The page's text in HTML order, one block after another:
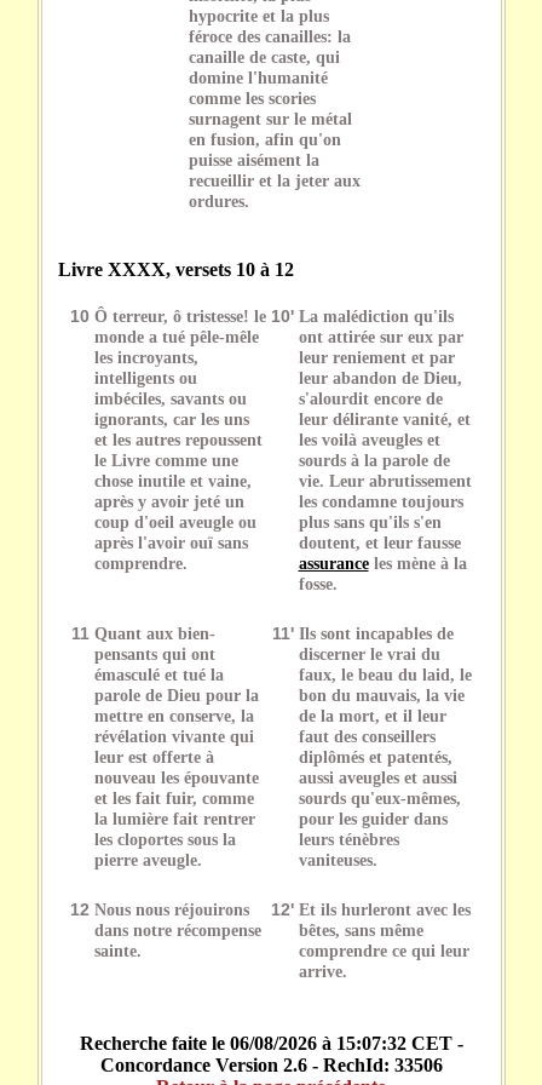
hypocrite et la plus
féroce des canailles: la
canaille de caste, qui
domine l'humanité
comme les scories
surnagent sur le métal
en fusion, afin qu'on
puisse aisément la
recueillir et la jeter aux
ordures.
Livre XXXX, versets 10 à 12
10 Ô terreur, ô tristesse! le
monde a tué pêle-mêle
les incroyants,
intelligents ou
imbéciles, savants ou
ignorants, car les uns
et les autres repoussent
le Livre comme une
chose inutile et vaine,
après y avoir jeté un
coup d'oeil aveugle ou
après l'avoir ouï sans
comprendre.
10' La malédiction qu'ils
ont attirée sur eux par
leur reniement et par
leur abandon de Dieu,
s'alourdit encore de
leur délirante vanité, et
les voilà aveugles et
sourds à la parole de
vie. Leur abrutissement
les condamne toujours
plus sans qu'ils s'en
doutent, et leur fausse
assuranceles mène à la
fosse.
11 Quant aux bien-
pensants qui ont
émasculé et tué la
parole de Dieu pour la
mettre en conserve, la
révélation vivante qui
leur est offerte à
nouveau les épouvante
et les fait fuir, comme
la lumière fait rentrer
les cloportes sous la
pierre aveugle.
11' Ils sont incapables de
discerner le vrai du
faux, le beau du laid, le
bon du mauvais, la vie
de la mort, et il leur
faut des conseillers
diplômés et patentés,
aussi aveugles et aussi
sourds qu'eux-mêmes,
pour les guider dans
leurs ténèbres
vaniteuses.
12 Nous nous réjouirons
dans notre récompense
sainte.
12' Et ils hurleront avec les
bêtes, sans même
comprendre ce qui leur
arrive.
Recherche faite le 06/08/2026 à 15:07:32 CET -
Concordance Version 2.6 - RechId: 33506